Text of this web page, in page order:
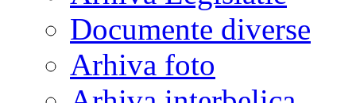
Documente diverse
Arhiva foto